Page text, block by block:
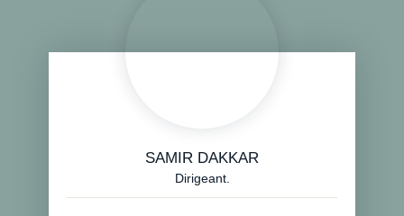
SAMIR DAKKAR
Dirigeant.